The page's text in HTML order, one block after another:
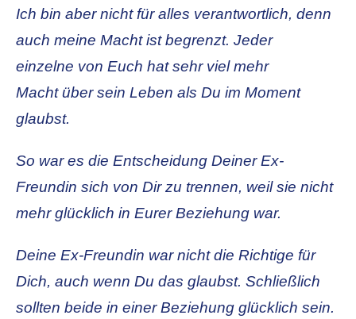
Ich bin aber nicht für alles verantwortlich, denn
auch meine Macht ist begrenzt. Jeder
einzelne von Euch hat sehr viel mehr
Macht über sein Leben als Du im Moment
glaubst.
So war es die Entscheidung Deiner Ex-
Freundin sich von Dir zu trennen, weil sie nicht
mehr glücklich in Eurer Beziehung war.
Deine Ex-Freundin war nicht die Richtige für
Dich, auch wenn Du das glaubst. Schließlich
sollten beide in einer Beziehung glücklich sein.